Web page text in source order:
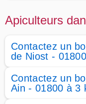
Apiculteurs
Contactez un
de Niost -
Contactez un
Ain - 01800 à 3